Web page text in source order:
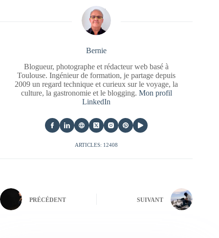
Bernie
Blogueur, photographe et rédacteur web basé à
Toulouse. Ingénieur de formation, je partage depuis
2009 un regard technique et curieux sur le voyage, la
culture, la gastronomie et le blogging. Mon profil
LinkedIn
ARTICLES: 12408
PRÉCÉDENT SUIVANT